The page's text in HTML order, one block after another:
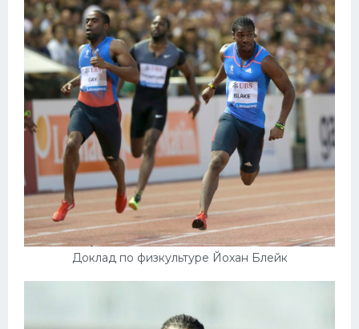
Доклад по физкультуре Йохан Блейк